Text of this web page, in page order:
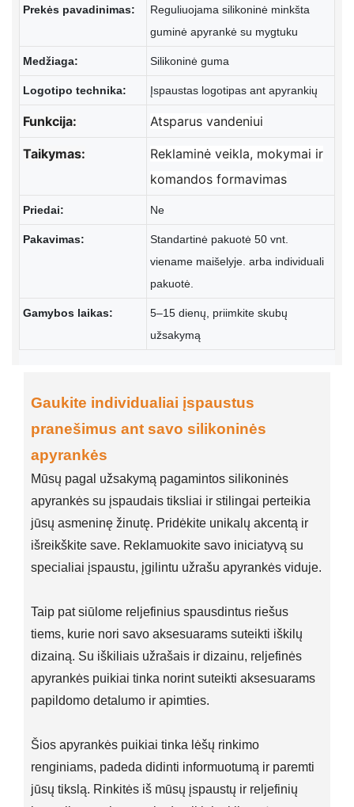
Prekės pavadinimas:
Reguliuojama silikoninė minkšta
guminė apyrankė su mygtuku
Medžiaga: Silikoninė guma
Logotipo technika: Įspaustas logotipas ant apyrankių
Funkcija: Atsparus vandeniui
Taikymas:
Reklaminė veikla, mokymai ir
komandos formavimas
Priedai: Ne
Pakavimas:
Standartinė pakuotė 50 vnt.
viename maišelyje. arba individuali
pakuotė.
Gamybos laikas:
5–15 dienų, priimkite skubų
užsakymą
Gaukite individualiai įspaustus
pranešimus ant savo silikoninės
apyrankės
Mūsų pagal užsakymą pagamintos silikoninės
apyrankės su įspaudais tiksliai ir stilingai perteikia
jūsų asmeninę žinutę. Pridėkite unikalų akcentą ir
išreikškite save. Reklamuokite savo iniciatyvą su
specialiai įspaustu, įgilintu užrašu apyrankės viduje.
Taip pat siūlome reljefinius spausdintus riešus
tiems, kurie nori savo aksesuarams suteikti iškilų
dizainą. Su iškiliais užrašais ir dizainu, reljefinės
apyrankės puikiai tinka norint suteikti aksesuarams
papildomo detalumo ir apimties.
Šios apyrankės puikiai tinka lėšų rinkimo
renginiams, padeda didinti informuotumą ir paremti
jūsų tikslą. Rinkitės iš mūsų įspaustų ir reljefinių